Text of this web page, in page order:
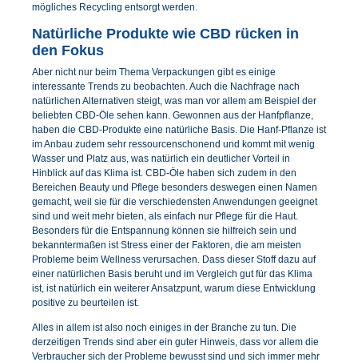
mögliches Recycling entsorgt werden.
Natürliche Produkte wie CBD rücken in
den Fokus
Aber nicht nur beim Thema Verpackungen gibt es einige
interessante Trends zu beobachten. Auch die Nachfrage nach
natürlichen Alternativen steigt, was man vor allem am Beispiel der
beliebten CBD-Öle sehen kann. Gewonnen aus der Hanfpflanze,
haben die CBD-Produkte eine natürliche Basis. Die Hanf-Pflanze ist
im Anbau zudem sehr ressourcenschonend und kommt mit wenig
Wasser und Platz aus, was natürlich ein deutlicher Vorteil in
Hinblick auf das Klima ist. CBD-Öle haben sich zudem in den
Bereichen Beauty und Pflege besonders deswegen einen Namen
gemacht, weil sie für die verschiedensten Anwendungen geeignet
sind und weit mehr bieten, als einfach nur Pflege für die Haut.
Besonders für die Entspannung können sie hilfreich sein und
bekanntermaßen ist Stress einer der Faktoren, die am meisten
Probleme beim Wellness verursachen. Dass dieser Stoff dazu auf
einer natürlichen Basis beruht und im Vergleich gut für das Klima
ist, ist natürlich ein weiterer Ansatzpunt, warum diese Entwicklung
positive zu beurteilen ist.
Alles in allem ist also noch einiges in der Branche zu tun. Die
derzeitigen Trends sind aber ein guter Hinweis, dass vor allem die
Verbraucher sich der Probleme bewusst sind und sich immer mehr